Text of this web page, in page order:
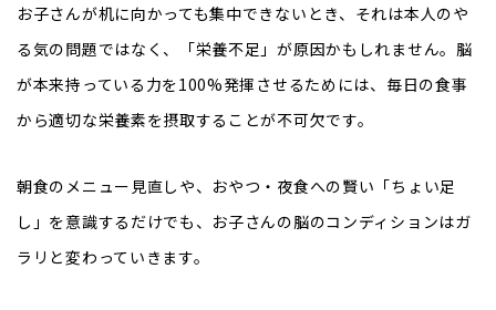
お子さんが机に向かっても集中できないとき、それは本人のや
る気の問題ではなく、「栄養不足」が原因かもしれません。脳
が本来持っている力を100%発揮させるためには、毎日の食事
から適切な栄養素を摂取することが不可欠です。
朝食のメニュー見直しや、おやつ・夜食への賢い「ちょい足
し」を意識するだけでも、お子さんの脳のコンディションはガ
ラリと変わっていきます。